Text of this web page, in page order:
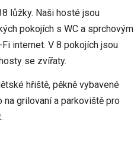
lůžky. Naši hosté jsou
pokojích s WC a sprchovým
internet. V 8 pokojích jsou
se zvířaty.
hřiště, pěkně vybavené
grilovaní a parkoviště pro